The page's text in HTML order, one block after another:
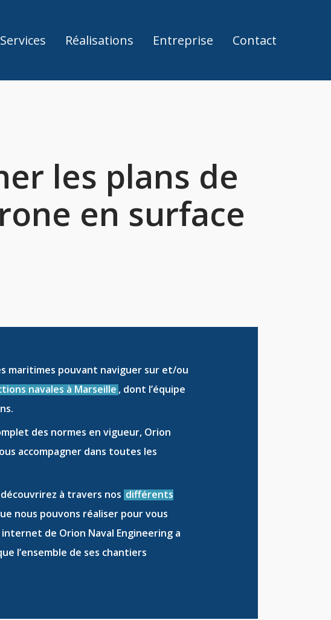
Services Réalisations Entreprise Contact
les plans de
en surface
maritimes pouvant naviguer sur et/ou
navales à Marseille , dont l’équipe
des normes en vigueur, Orion
accompagner dans toutes les
à travers nos différents
nous pouvons réaliser pour vous
de Orion Naval Engineering a
l’ensemble de ses chantiers